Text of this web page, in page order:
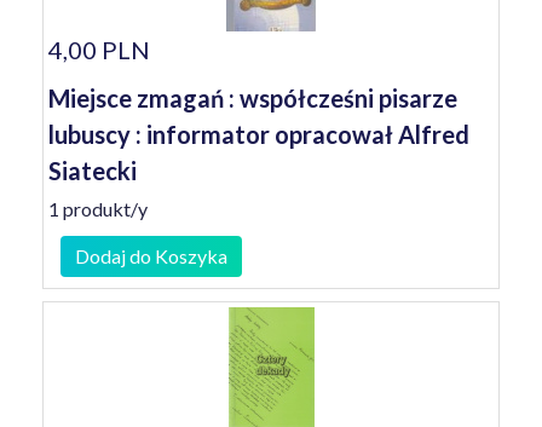
4,00 PLN
Miejsce zmagań : współcześni pisarze
lubuscy : informator opracował Alfred
Siatecki
1 produkt/y
Dodaj do Koszyka